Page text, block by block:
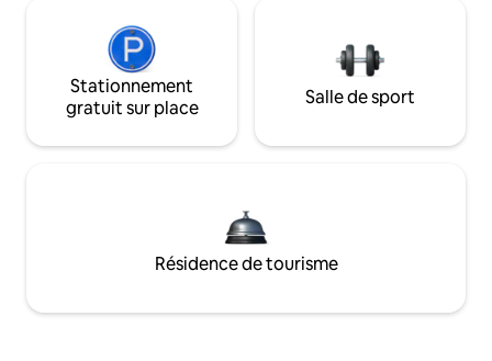
Stationnement
gratuit sur place
Salle de sport
Résidence de tourisme